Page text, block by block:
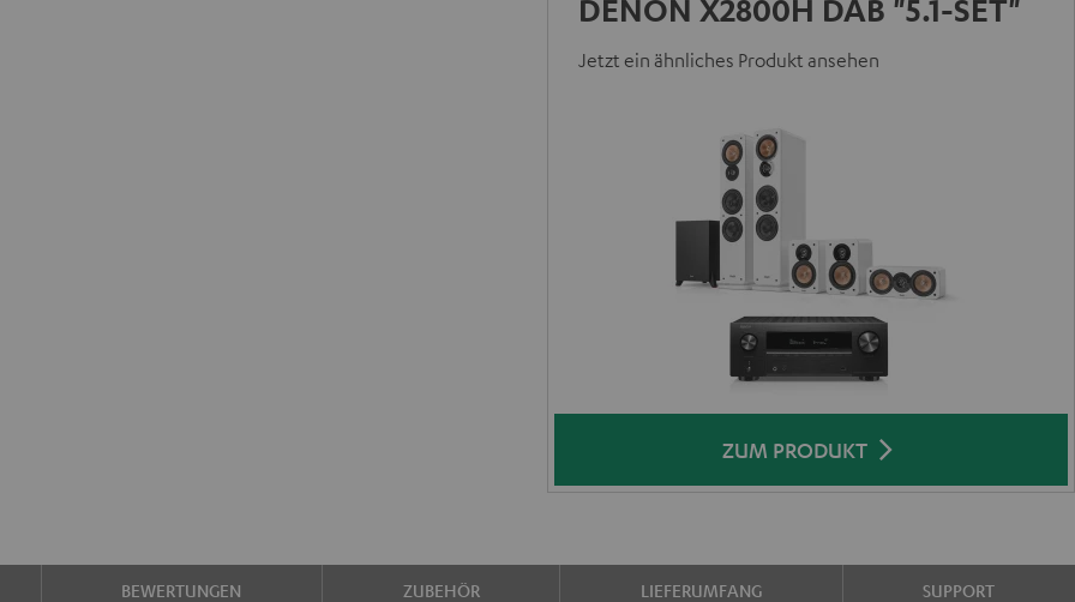
DENON X2800H DAB "5.1-SET"
Jetzt ein ähnliches Produkt ansehen
ZUM PRODUKT
BEWERTUNGEN ZUBEHÖR LIEFERUMFANG SUPPORT